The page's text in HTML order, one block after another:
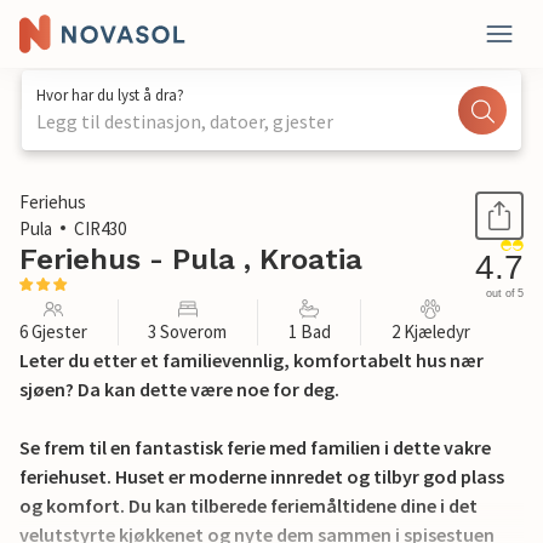
Hvor har du lyst å dra?
Legg til destinasjon, datoer, gjester
1 / 37
Feriehus
Pula
CIR430
Feriehus - Pula , Kroatia 4.7
out of 5
6 Gjester 3 Soverom 1 Bad 2 Kjæledyr
Leter du etter et familievennlig, komfortabelt hus nær
sjøen? Da kan dette være noe for deg.
Se frem til en fantastisk ferie med familien i dette vakre
feriehuset. Huset er moderne innredet og tilbyr god plass
og komfort. Du kan tilberede feriemåltidene dine i det
velutstyrte kjøkkenet og nyte dem sammen i spisestuen